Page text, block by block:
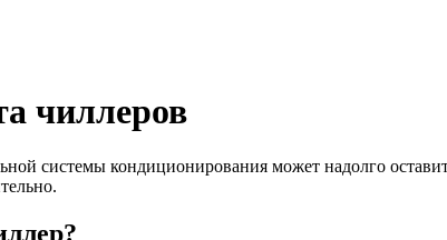
чиллеров
системы кондиционирования может надолго